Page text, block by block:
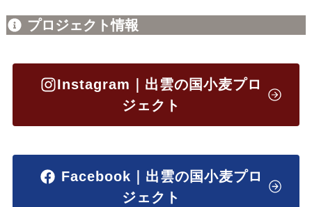
プロジェクト情報
Instagram｜出雲の国小麦プロ
ジェクト
Facebook｜出雲の国小麦プロ
ジェクト